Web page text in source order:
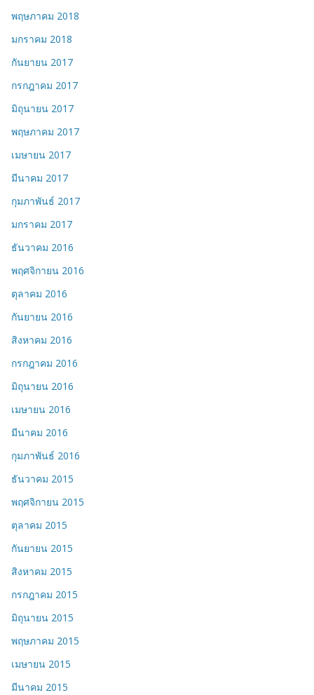
พฤษภาคม 2018
มกราคม 2018
กันยายน 2017
กรกฎาคม 2017
มิถุนายน 2017
พฤษภาคม 2017
เมษายน 2017
มีนาคม 2017
กุมภาพันธ์ 2017
มกราคม 2017
ธันวาคม 2016
พฤศจิกายน 2016
ตุลาคม 2016
กันยายน 2016
สิงหาคม 2016
กรกฎาคม 2016
มิถุนายน 2016
เมษายน 2016
มีนาคม 2016
กุมภาพันธ์ 2016
ธันวาคม 2015
พฤศจิกายน 2015
ตุลาคม 2015
กันยายน 2015
สิงหาคม 2015
กรกฎาคม 2015
มิถุนายน 2015
พฤษภาคม 2015
เมษายน 2015
มีนาคม 2015